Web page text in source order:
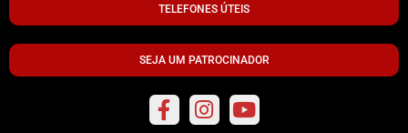
TELEFONES ÚTEIS
SEJA UM PATROCINADOR